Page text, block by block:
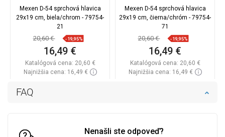
FAQ
Nenašli ste odpoveď?
Mexen D-54 sprchová hlavica
29x19 cm, biela/chrom - 79754-
21
20,60 € -19,95%
16,49 €
Katalógová cena: 20,60 €
Najnižšia cena: 16,49 €
Mexen D-54 sprchová hlavica
29x19 cm, čierna/chróm - 79754-
71
20,60 € -19,95%
16,49 €
Katalógová cena: 20,60 €
Najnižšia cena: 16,49 €